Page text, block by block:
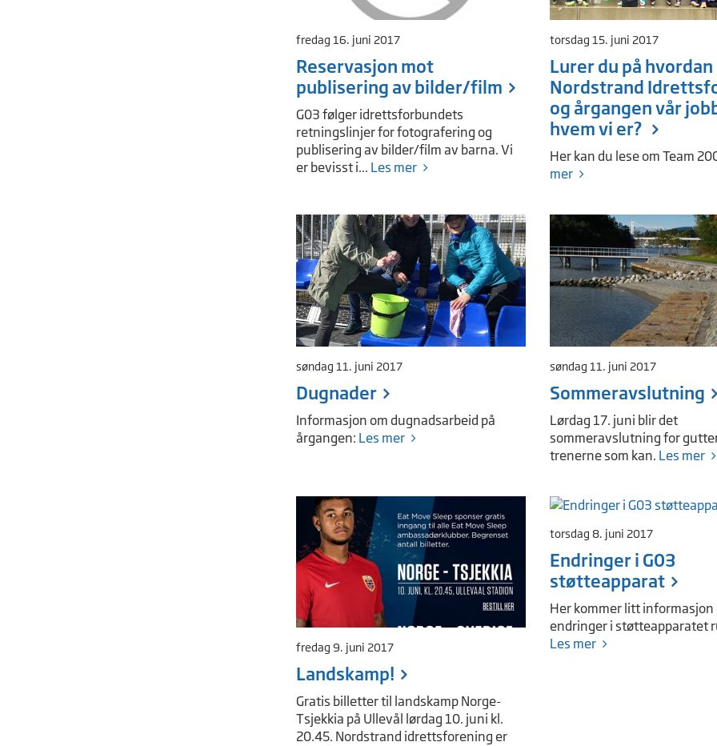
fredag 16. juni 2017
Reservasjon mot
publisering av bilder/film
G03 følger idrettsforbundets
retningslinjer for fotografering og
publisering av bilder/film av barna. Vi
er bevisst i... Les mer
torsdag 15. juni 2017
Lurer du på hvordan
Nordstrand
og årgangen vår
hvem vi er?
Her kan du lese om Team
mer
søndag 11. juni 2017
Dugnader
Informasjon om dugnadsarbeid på
årgangen: Les mer
søndag 11. juni 2017
Sommeravslutning
Lørdag 17. juni blir det
sommeravslutning for
trenerne som kan. Les mer
fredag 9. juni 2017
Landskamp!
Gratis billetter til landskamp Norge-
Tsjekkia på Ullevål lørdag 10. juni kl.
20.45. Nordstrand idrettsforening er
torsdag 8. juni 2017
Endringer i G03
støtteapparat
Her kommer litt informasjon
endringer i støtteapparatet
Les mer